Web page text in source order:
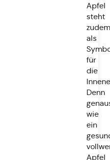
Apfel
steht
zudem
als
für
die
Denn
wie
ein
Apfel